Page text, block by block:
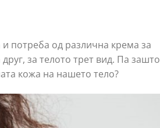
потреба од различна крема за
за телото трет вид. Па зашто
кожа на нашето тело?